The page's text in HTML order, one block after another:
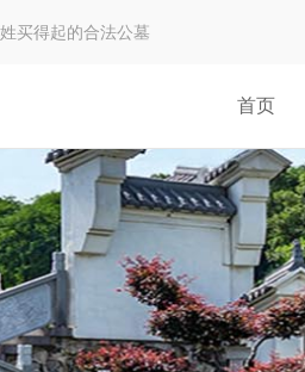
得起的合法公墓
首页